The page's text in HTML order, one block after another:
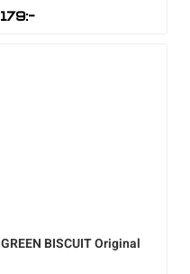
179:-
GREEN BISCUITOriginal